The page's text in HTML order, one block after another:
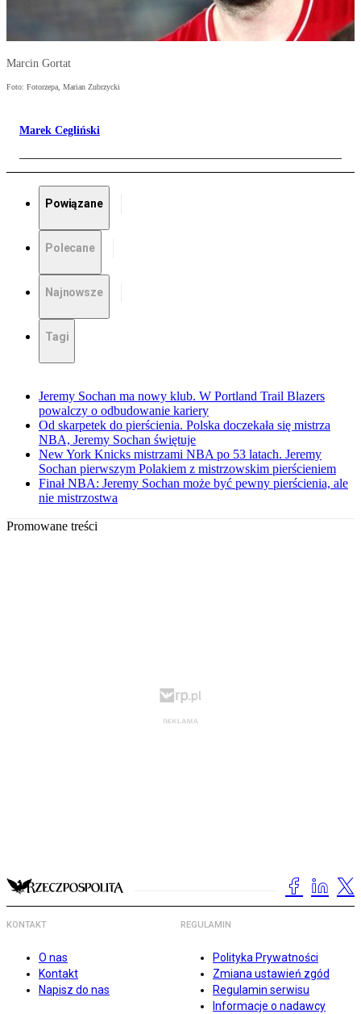
Marcin Gortat
Foto: Fotorzepa, Marian Zubrzycki
Marek Cegliński
Powiązane
Polecane
Najnowsze
Tagi
Jeremy Sochan ma nowy klub. W Portland Trail Blazers
powalczy o odbudowanie kariery
Od skarpetek do pierścienia. Polska doczekała się mistrza
NBA, Jeremy Sochan świętuje
New York Knicks mistrzami NBA po 53 latach. Jeremy
Sochan pierwszym Polakiem z mistrzowskim pierścieniem
Finał NBA: Jeremy Sochan może być pewny pierścienia, ale
nie mistrzostwa
Promowane treści
KONTAKT
O nas
Kontakt
Napisz do nas
REGULAMIN
Polityka Prywatności
Zmiana ustawień zgód
Regulamin serwisu
Informacje o nadawcy